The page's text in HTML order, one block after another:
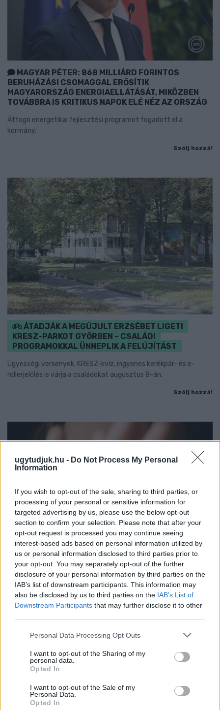
ugytudjuk.hu - Do Not Process My Personal
Information
If you wish to opt-out of the sale, sharing to third parties, or
processing of your personal or sensitive information for
targeted advertising by us, please use the below opt-out
section to confirm your selection. Please note that after your
opt-out request is processed you may continue seeing
interest-based ads based on personal information utilized by
us or personal information disclosed to third parties prior to
your opt-out. You may separately opt-out of the further
disclosure of your personal information by third parties on the
IAB’s list of downstream participants. This information may
also be disclosed by us to third parties on the IAB’s List of
Downstream Participants that may further disclose it to other
Please note that this website/app uses one or more Google
not limited to your visit or usage behaviour. You may click to
grant or deny consent to Google and its third-party tags to
use your data for below specified purposes in below Google
consent section.
Personal Data Processing Opt Outs
I want to opt-out of the Sharing of my
personal data.
Opted In
I want to opt-out of the Sale of my
Personal Data.
Opted In
MAGYAR PÉTER: 868 MILLIÁRD FORINTOS
BERUHÁZÁSI CSOMAGGAL ERŐSÍTIK
MAGYARORSZÁG ENERGIAELLÁTÁSÁT, MIKÖZBEN
TOVÁBBRA IS KRITIKUS NAPOK ELÉ NÉZ AZ ORSZÁG
Átfogó energetikai fejlesztési programot fogadott el a
kormány.
Szólj hozzá!
ÁTADJÁK A MEGÚJULT ERZSÉBET LIGETI
KRESZ-PARKOT GYŐRBEN – CSALÁDI
PROGRAMOKKAL ÜNNEPLIK A FELÚJÍTÁST
Ügyességi versenyek, KRESZ-kvíz, ingyenes kerékpár- és e-
rollerjelölés is várja a családokat augusztus 8-án.
Szólj hozzá!
NŐVERŐ SZOMBATHELYI FÉRFI ELLEN EMELT
VÁDAT AZ ÜGYÉSZSÉG
A férfi a nyílt utcán kezdte verni áldozatát.